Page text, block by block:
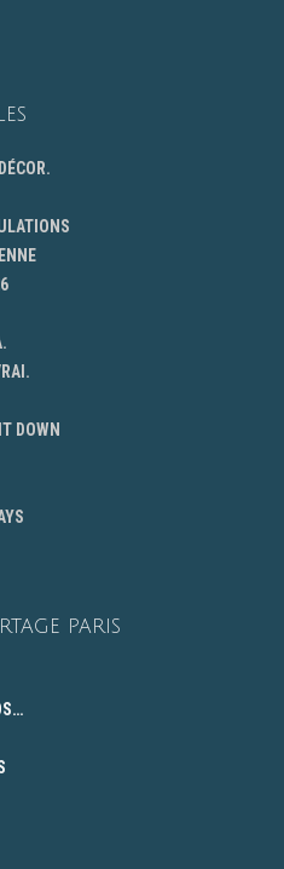
DOWN
PARIS